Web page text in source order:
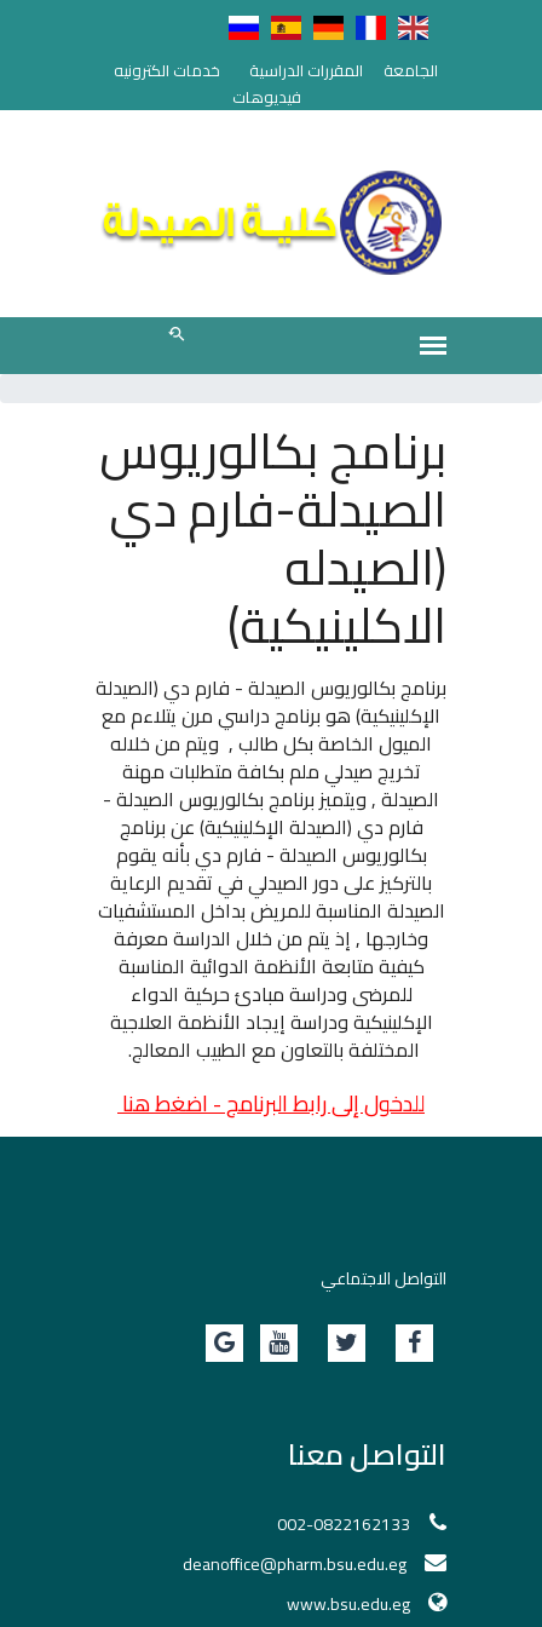
الجامعة المقررات الدراسية
خدمات الكترونيه
فيديوهات
برنامج بكالوريوس
الصيدلة-فارم دي
(الصيدله
الاكلينيكية)
برنامج بكالوريوس الصيدلة - فارم دي (الصيدلة
الإكلينيكية) هو برنامج دراسي مرن يتلاءم مع
الميول الخاصة بكل طالب , ويتم من خلاله
تخريج صيدلي ملم بكافة متطلبات مهنة
الصيدلة , ويتميز برنامج بكالوريوس الصيدلة -
فارم دي (الصيدلة الإكلينيكية) عن برنامج
بكالوريوس الصيدلة - فارم دي بأنه يقوم
بالتركيز على دور الصيدلي في تقديم الرعاية
الصيدلة المناسبة للمريض بداخل المستشفيات
وخارجها , إذ يتم من خلال الدراسة معرفة
كيفية متابعة الأنظمة الدوائية المناسبة
للمرضى ودراسة مبادئ حركية الدواء
الإكلينيكية ودراسة إيجاد الأنظمة العلاجية
المختلفة بالتعاون مع الطبيب المعالج.
للدخول إلى رابط البرنامج - اضغط هنا
التواصل الاجتماعي
التواصل معنا
002-0822162133
www.bsu.edu.eg